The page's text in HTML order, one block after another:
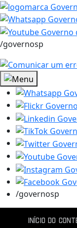
Início do
/governosp
/governosp